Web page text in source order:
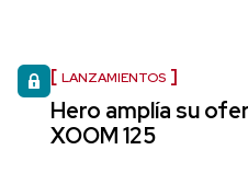
LANZAMIENTOS
Hero amplía su
XOOM 125